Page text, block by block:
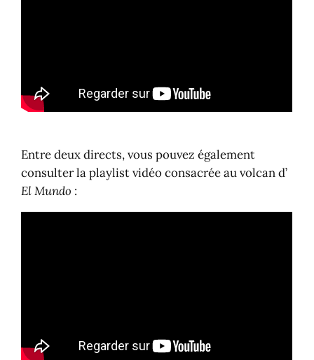
Entre deux directs, vous pouvez également
consulter la playlist vidéo consacrée au volcan d’
El Mundo :